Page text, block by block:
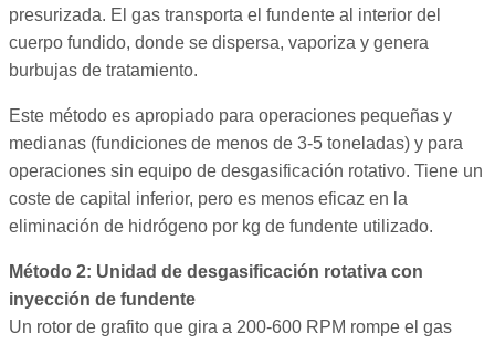
presurizada. El gas transporta el fundente al interior del
cuerpo fundido, donde se dispersa, vaporiza y genera
burbujas de tratamiento.
Este método es apropiado para operaciones pequeñas y
medianas (fundiciones de menos de 3-5 toneladas) y para
operaciones sin equipo de desgasificación rotativo. Tiene un
coste de capital inferior, pero es menos eficaz en la
eliminación de hidrógeno por kg de fundente utilizado.
Método 2: Unidad de desgasificación rotativa con
inyección de fundente
Un rotor de grafito que gira a 200-600 RPM rompe el gas